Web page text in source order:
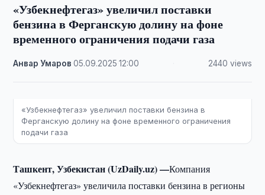
«Узбекнефтегаз» увеличил поставки
бензина в Ферганскую долину на фоне
временного ограничения подачи газа
Анвар Умаров ·05.09.2025 ·12:00 2440 views
«Узбекнефтегаз» увеличил поставки бензина в
Ферганскую долину на фоне временного ограничения
подачи газа
Ташкент, Узбекистан (UzDaily.uz) —Компания
«Узбекнефтегаз» увеличила поставки бензина в регионы